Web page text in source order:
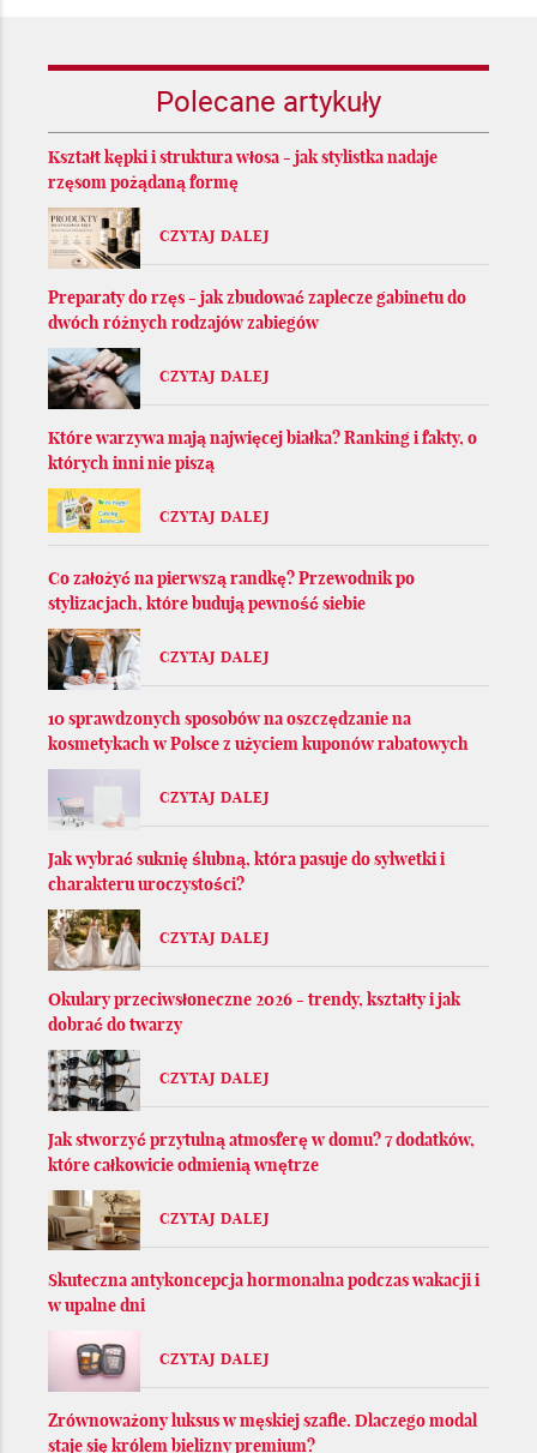
Polecane artykuły
Kształt kępki i struktura włosa - jak stylistka nadaje
rzęsom pożądaną formę
CZYTAJ DALEJ
Preparaty do rzęs - jak zbudować zaplecze gabinetu do
dwóch różnych rodzajów zabiegów
CZYTAJ DALEJ
Które warzywa mają najwięcej białka? Ranking i fakty, o
których inni nie piszą
CZYTAJ DALEJ
Co założyć na pierwszą randkę? Przewodnik po
stylizacjach, które budują pewność siebie
CZYTAJ DALEJ
10 sprawdzonych sposobów na oszczędzanie na
kosmetykach w Polsce z użyciem kuponów rabatowych
CZYTAJ DALEJ
Jak wybrać suknię ślubną, która pasuje do sylwetki i
charakteru uroczystości?
CZYTAJ DALEJ
Okulary przeciwsłoneczne 2026 - trendy, kształty i jak
dobrać do twarzy
CZYTAJ DALEJ
Jak stworzyć przytulną atmosferę w domu? 7 dodatków,
które całkowicie odmienią wnętrze
CZYTAJ DALEJ
Skuteczna antykoncepcja hormonalna podczas wakacji i
w upalne dni
CZYTAJ DALEJ
Zrównoważony luksus w męskiej szafie. Dlaczego modal
staje się królem bielizny premium?